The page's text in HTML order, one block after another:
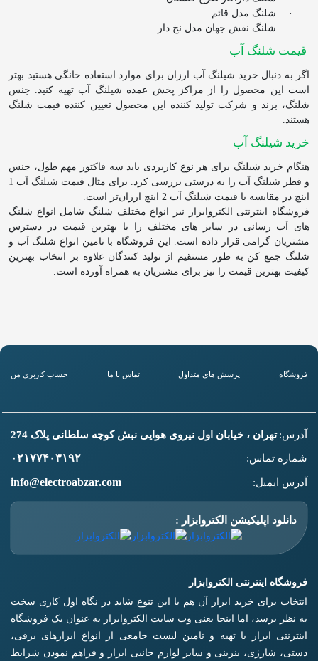
·
شلنگ مدل قائم
·
شلنگ نقش جهان مدل نخ دار
قیمت شلنگ آب
اگر به دنبال خرید شیلنگ آب ارزان برای موارد استفاده خانگی هستید بهتر
است این محصول را از مراکز پخش عمده شیلنگ آب تهیه کنید. جنس
شلنگ، برند و شرکت تولید کننده این محصول تعیین کننده قیمت شلنگ
هستند.
خرید شیلنگ آب
هنگام خرید شیلنگ برای هر نوع کاربردی باید سه فاکتور مهم طول، جنس
و
قطر شیلنگ آب را به درستی بررسی کرد. برای مثال قیمت شیلنگ آب 1
اینچ در مقایسه با قیمت شیلنگ آب 2 اینچ ارزان‌تر است.
فروشگاه اینترنتی الکتروابزار نیز انواع مختلف شلنگ شامل انواع شلنگ
های آب رسانی در سایز های مختلف را با بهترین قیمت در دسترس
مشتریان گرامی قرار داده است. این فروشگاه با تامین انواع شلنگ آب و
شلنگ جمع کن به طور مستقیم از تولید کنندگان علاوه بر انتخاب بهترین
کیفیت بهترین قیمت را نیز برای مشتریان به همراه آورده است.
فروشگاه پرسش های متداول تماس با ما حساب کاربری من
آدرس: تهران ، خیابان اول نیروی هوایی نبش کوچه سلطانی پلاک 274
شماره تماس: ۰۲۱۷۷۴۰۳۱۹۲
آدرس ایمیل: info@electroabzar.com
دانلود اپلیکیشن الکتروابزار :
فروشگاه اینترنتی الکتروابزار
انتخاب برای خرید ابزار آن هم با این تنوع شاید در نگاه اول کاری سخت
به نظر برسد، اما اینجا یعنی وب سایت الکتروابزار به عنوان یک فروشگاه
اینترنتی ابزار با تهیه و تامین لیست جامعی از انواع ابزار‌های برقی،
دستی، شارژی، بنزینی و سایر لوازم جانبی ابزار و فراهم نمودن شرایط